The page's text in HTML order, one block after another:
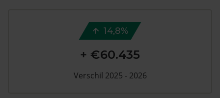
14,8%
+ €60.435
Verschil 2025 - 2026